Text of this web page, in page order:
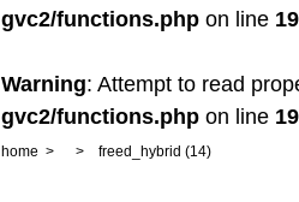
gvc2/functions.php on line
Warning: Attempt to read
gvc2/functions.php on line
home freed_hybrid (14)